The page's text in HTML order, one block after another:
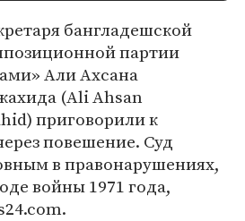
бангладешской
партии
Али Ахсана
(Ali Ahsan
приговорили к
повешение. Суд
в правонарушениях,
войны 1971 года,